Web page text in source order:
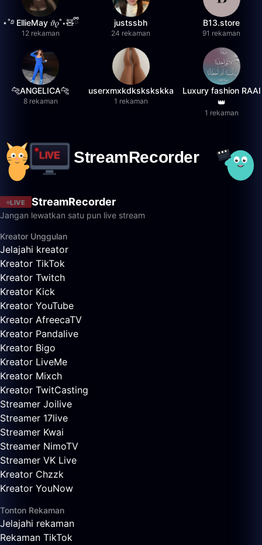
⋆˚࿔ EllieMay 𝜗𝜚˚⋆🧸ྀི
12 rekaman
justssbh
24 rekaman
B13.store
91 rekaman
🐆ANGELICA🐆
8 rekaman
userxmxkdkskskskka
1 rekaman
Luxury fashion RAAI
👑
1 rekaman
LIVE StreamRecorder
Jangan lewatkan satu pun live stream
Kreator Unggulan
Jelajahi kreator
Kreator TikTok
Kreator Twitch
Kreator Kick
Kreator YouTube
Kreator AfreecaTV
Kreator Pandalive
Kreator Bigo
Kreator LiveMe
Kreator Mixch
Kreator TwitCasting
Streamer Joilive
Streamer 17live
Streamer Kwai
Streamer NimoTV
Streamer VK Live
Kreator Chzzk
Kreator YouNow
Tonton Rekaman
Jelajahi rekaman
Rekaman TikTok